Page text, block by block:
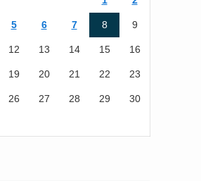
5 6 7 8 9
12 13 14 15 16
19 20 21 22 23
26 27 28 29 30